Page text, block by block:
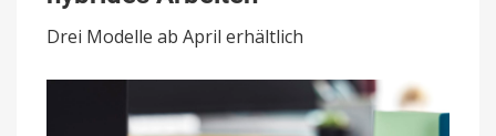
Neue
Headsets
für
Drei Modelle ab April erhältlich